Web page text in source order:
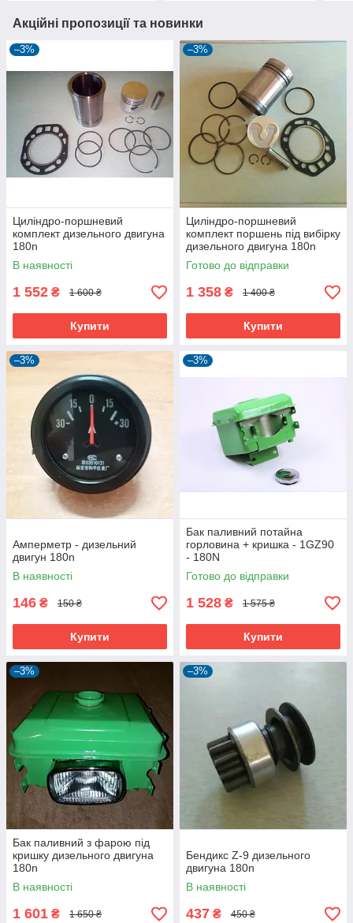
Акційні пропозиції та новинки
–3%
Циліндро-поршневий
комплект дизельного двигуна
180n
В наявності
1 552 ₴ 1 600 ₴
Купити
–3%
Циліндро-поршневий
комплект поршень під вибірку
дизельного двигуна 180n
Готово до відправки
1 358 ₴ 1 400 ₴
Купити
–3%
Амперметр - дизельний
двигун 180n
В наявності
146 ₴ 150 ₴
Купити
–3%
Бак паливний потайна
горловина + кришка - 1GZ90
- 180N
Готово до відправки
1 528 ₴ 1 575 ₴
Купити
–3%
Бак паливний з фарою під
кришку дизельного двигуна
180n
В наявності
1 601 ₴ 1 650 ₴
–3%
Бендикс Z-9 дизельного
двигуна 180n
В наявності
437 ₴ 450 ₴